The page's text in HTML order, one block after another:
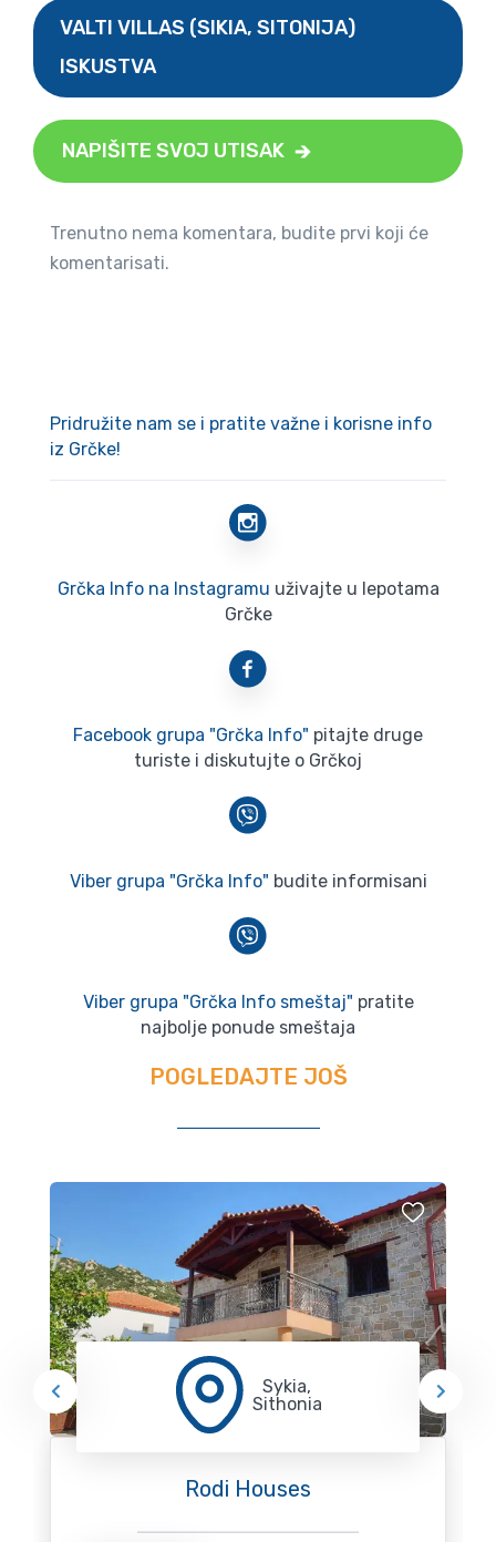
VALTI VILLAS (SIKIA, SITONIJA)
ISKUSTVA
NAPIŠITE SVOJ UTISAK
Trenutno nema komentara, budite prvi koji će
komentarisati.
Pridružite nam se i pratite važne i korisne info
iz Grčke!
Grčka Info na Instagramu uživajte u lepotama
Grčke
Facebook grupa "Grčka Info" pitajte druge
turiste i diskutujte o Grčkoj
Viber grupa "Grčka Info" budite informisani
Viber grupa "Grčka Info smeštaj" pratite
najbolje ponude smeštaja
POGLEDAJTE JOŠ
Sykia,
Sithonia
Rodi Houses